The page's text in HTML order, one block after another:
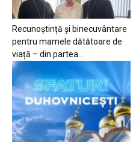
Recunoștință și binecuvântare
pentru mamele dătătoare de
viață – din partea...